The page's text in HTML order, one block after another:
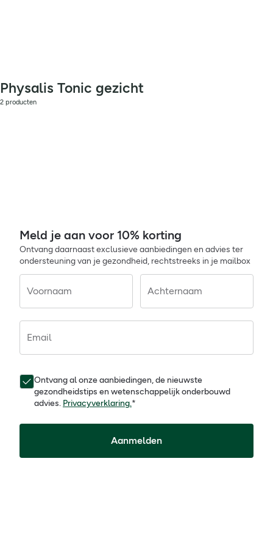
Physalis Tonic gezicht
2 producten
Meld je aan voor 10% korting
Ontvang daarnaast exclusieve aanbiedingen en advies ter
ondersteuning van je gezondheid, rechtstreeks in je mailbox
Voornaam Achternaam
Email
Ontvang al onze aanbiedingen, de nieuwste
gezondheidstips en wetenschappelijk onderbouwd
advies. Privacyverklaring.*
Aanmelden